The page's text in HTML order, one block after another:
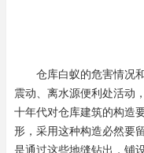
仓库白蚁的危害情况
震动、离水源便利处活动
十年代对仓库建筑的构造
形，采用这种构造必然要
是通过这些地缝钻出，铺